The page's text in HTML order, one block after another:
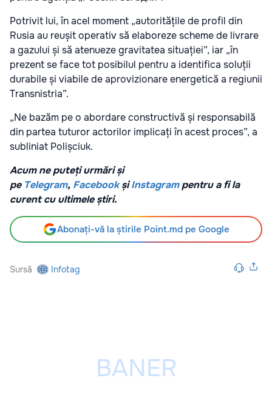
Potrivit lui, în acel moment „autoritățile de profil din
Rusia au reușit operativ să elaboreze scheme de livrare
a gazului și să atenueze gravitatea situației”, iar „în
prezent se face tot posibilul pentru a identifica soluții
durabile și viabile de aprovizionare energetică a regiunii
Transnistria”.
„Ne bazăm pe o abordare constructivă și responsabilă
din partea tuturor actorilor implicați în acest proces”, a
subliniat Polișciuk.
Acum ne puteți urmări și
pe Telegram, Facebook șiInstagrampentru a fi la
curent cu ultimele știri.
Abonați-vă la știrile Point.md pe Google
Sursă Infotag